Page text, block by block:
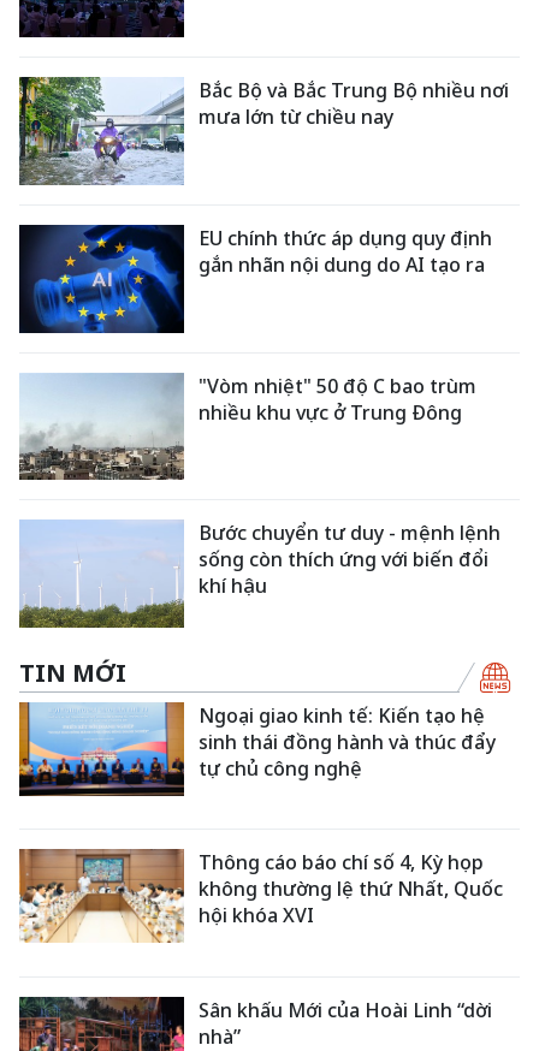
Bắc Bộ và Bắc Trung Bộ nhiều nơi
mưa lớn từ chiều nay
EU chính thức áp dụng quy định
gắn nhãn nội dung do AI tạo ra
"Vòm nhiệt" 50 độ C bao trùm
nhiều khu vực ở Trung Đông
Bước chuyển tư duy - mệnh lệnh
sống còn thích ứng với biến đổi
khí hậu
TIN MỚI
Ngoại giao kinh tế: Kiến tạo hệ
sinh thái đồng hành và thúc đẩy
tự chủ công nghệ
Thông cáo báo chí số 4, Kỳ họp
không thường lệ thứ Nhất, Quốc
hội khóa XVI
Sân khấu Mới của Hoài Linh “dời
nhà”